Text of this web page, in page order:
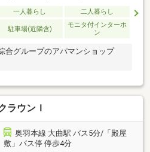
一人暮らし 二人暮らし
駐車場(近隣含)
モニタ付インターホ
ン
合グループのアパマンショップ
ウンＩ
奥羽本線 大曲駅 バス5分/「殿屋
敷」バス停 停歩4分